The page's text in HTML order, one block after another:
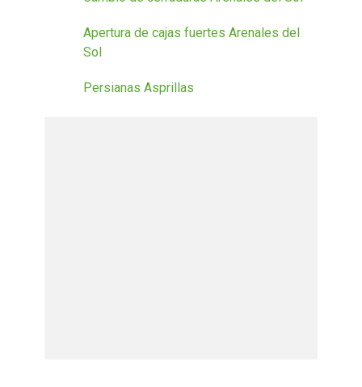
Apertura de cajas fuertes Arenales del
Sol
Persianas Asprillas